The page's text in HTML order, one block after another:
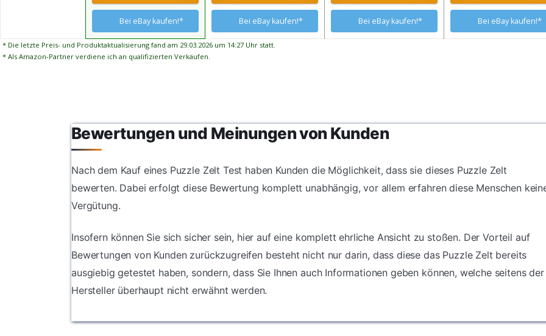
hergestellt
Landschaftsmotive,
magische
bunte Collagen liebt
Freizeitbeschäftigung
sicher, robust,
langlebig, vielseitig
Bei eBay kaufen!* Bei eBay kaufen!* Bei eBay kaufen!* Bei eBay kaufen!*
* Die letzte Preis- und Produktaktualisierung fand am 29.03.2026 um 14:27 Uhr statt.
* Als Amazon-Partner verdiene ich an qualifizierten Verkäufen.
Bewertungen und Meinungen von Kunden
Nach dem Kauf eines Puzzle Zelt Test haben Kunden die Möglichkeit, dass sie dieses Puzzle Zelt
bewerten. Dabei erfolgt diese Bewertung komplett unabhängig, vor allem erfahren diese Menschen
Vergütung.
Insofern können Sie sich sicher sein, hier auf eine komplett ehrliche Ansicht zu stoßen. Der Vorteil auf
Bewertungen von Kunden zurückzugreifen besteht nicht nur darin, dass diese das Puzzle Zelt bereits
ausgiebig getestet haben, sondern, dass Sie Ihnen auch Informationen geben können, welche seitens der
Hersteller überhaupt nicht erwähnt werden.